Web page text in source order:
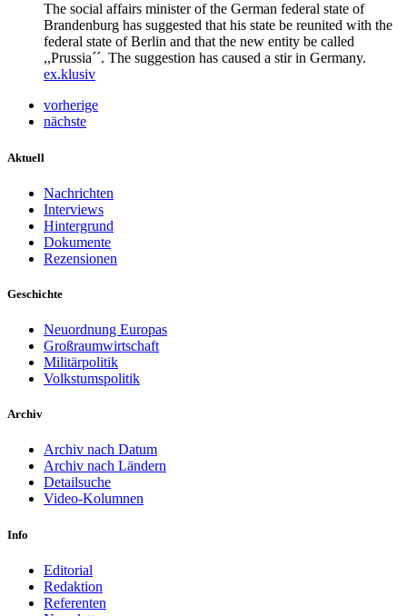
The social affairs minister of the German federal state of
Brandenburg has suggested that his state be reunited with the
federal state of Berlin and that the new entity be called
,,Prussia´´. The suggestion has caused a stir in Germany.
ex.klusiv
vorherige
nächste
Aktuell
Nachrichten
Interviews
Hintergrund
Dokumente
Rezensionen
Geschichte
Neuordnung Europas
Großraumwirtschaft
Militärpolitik
Volkstumspolitik
Archiv
Archiv nach Datum
Archiv nach Ländern
Detailsuche
Video-Kolumnen
Info
Editorial
Redaktion
Referenten